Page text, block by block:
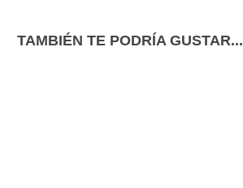
TAMBIÉN TE PODRÍA GUSTAR...